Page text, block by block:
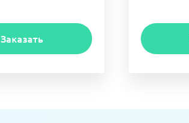
Заказать